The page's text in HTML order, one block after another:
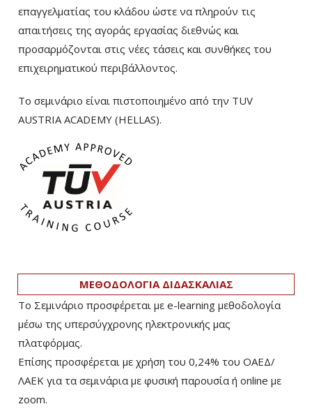
επαγγελματίας του κλάδου ώστε να πληρούν τις
απαιτήσεις της αγοράς εργασίας διεθνώς και
προσαρμόζονται στις νέες τάσεις και συνθήκες του
επιχειρηματικού περιβάλλοντος.
Το σεμινάριο είναι πιστοποιημένο από την TUV
AUSTRIA ACADEMY (HELLAS).
ΜΕΘΟΔΟΛΟΓΙΑ ΔΙΔΑΣΚΑΛΙΑΣ
Το Σεμινάριο προσφέρεται με e-learning μεθοδολογία
μέσω της υπερσύγχρονης ηλεκτρονικής μας
πλατφόρμας.
Επίσης προσφέρεται με χρήση του 0,24% του ΟΑΕΔ/
ΛΑΕΚ για τα σεμινάρια με φυσική παρουσία ή online με
zoom.